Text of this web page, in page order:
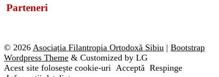
Parteneri
© 2026 Asociația Filantropia Ortodoxă Sibiu | Bootstrap
Wordpress Theme & Customized by LG
Acest site folosește cookie-uri Acceptă Respinge